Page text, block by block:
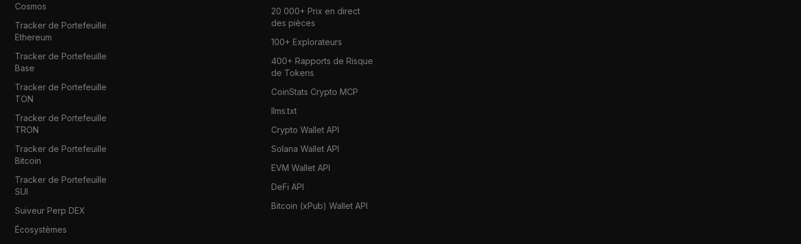
Cosmos
Tracker de Portefeuille
Ethereum
Tracker de Portefeuille
Base
Tracker de Portefeuille
TON
Tracker de Portefeuille
TRON
Tracker de Portefeuille
Bitcoin
Tracker de Portefeuille
SUI
Suiveur Perp DEX
Écosystèmes
20 000+ Prix en direct
des pièces
100+ Explorateurs
400+ Rapports de Risque
de Tokens
CoinStats Crypto MCP
llms.txt
Crypto Wallet API
Solana Wallet API
EVM Wallet API
DeFi API
Bitcoin (xPub) Wallet API